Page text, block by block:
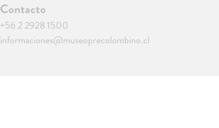
Contacto
+56 2 2928 1500
informaciones@museoprecolombino.cl